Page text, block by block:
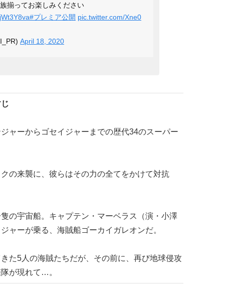
揃ってお楽しみください
#プレミア公開 pic.twitter.com/Xne0
April 18, 2020
ャーからゴセイジャーまでの歴代34のスーパー
の来襲に、彼らはその力の全てをかけて対抗
の宇宙船。キャプテン・マーベラス（演・小澤
ャーが乗る、海賊船ゴーカイガレオンだ。
た5人の海賊たちだが、その前に、再び地球侵攻
が現れて…。